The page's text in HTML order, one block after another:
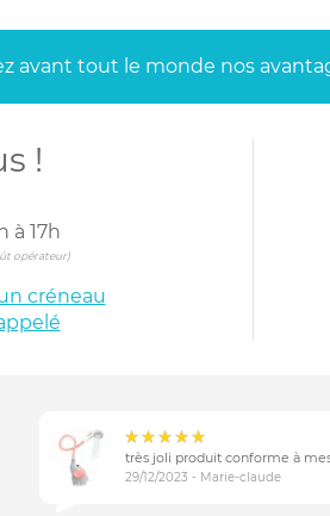
avant tout le monde nos
!
à 17h
opérateur)
créneau
très joli produit conforme à
29/12/2023 - Marie-claude